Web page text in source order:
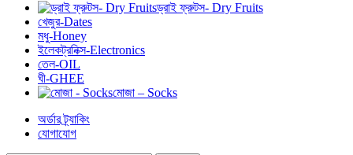
ড্রাই ফ্রুটস- Dry Fruits
খেজুর-Dates
মধু-Honey
ইলেকট্রনিক্স-Electronics
তেল-OIL
ঘী-GHEE
মোজা – Socks
অর্ডার ট্র্যাকিং
যোগাযোগ